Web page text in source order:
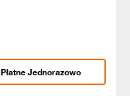
Płatne Jednorazowo